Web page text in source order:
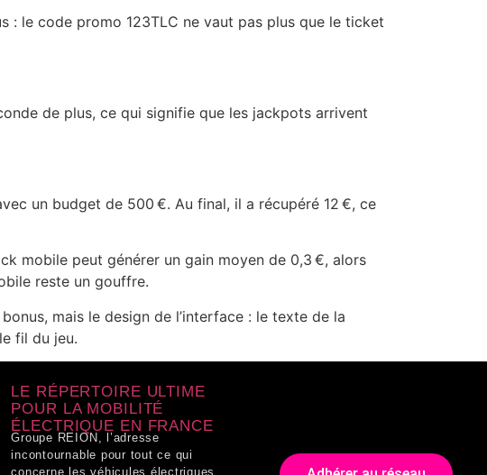
: le code promo 123TLC ne vaut pas plus que le ticket
de plus, ce qui signifie que les jackpots arrivent
un budget de 500 €. Au final, il a récupéré 12 €, ce
mobile peut générer un gain moyen de 0,3 €, alors
reste un gouffre.
mais le design de l’interface : le texte de la
fil du jeu.
LE RÉPERTOIRE ULTIME
POUR LA MOBILITÉ
ÉLECTRIQUE EN FRANCE
Groupe REION, l’adresse
incontournable pour tout ce qui
concerne les véhicules électriques.